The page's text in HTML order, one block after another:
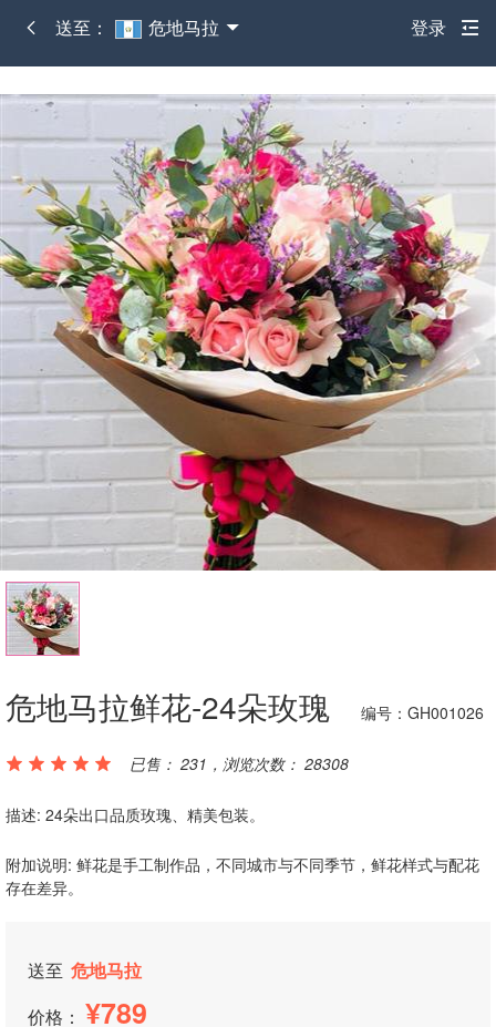
送至： 危地马拉 登录
危地马拉鲜花-24朵玫瑰 编号：GH001026
已售： 231，浏览次数： 28308
描述: 24朵出口品质玫瑰、精美包装。
附加说明: 鲜花是手工制作品，不同城市与不同季节，鲜花样式与配花
存在差异。
送至 危地马拉
价格：
789